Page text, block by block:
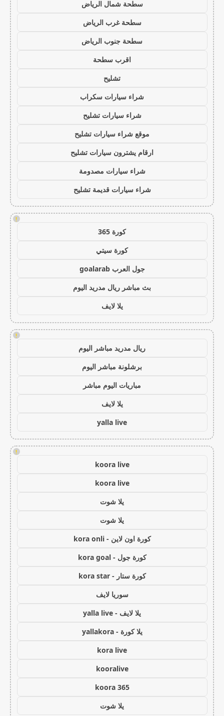
سطحة شمال الرياض
سطحة غرب الرياض
سطحة جنوب الرياض
اقرب سطحة
تشليح
شراء سيارات سكراب
شراء سيارات تشليح
موقع شراء سيارات تشليح
ارقام يشترون سيارات تشليح
شراء سيارات مصدومة
شراء سيارات قديمة تشليح
!
كورة 365
كورة سيتي
جول العرب goalarab
بث مباشر ريال مدريد اليوم
يلا لايف
!
ريال مدريد مباشر اليوم
برشلونة مباشر اليوم
مباريات اليوم مباشر
يلا لايف
yalla live
!
koora live
koora live
يلا شوت
يلا شوت
كورة اون لاين - kora onli
كورة جول - kora goal
كورة ستار - kora star
سوريا لايف
يلا لايف - yalla live
يلا كورة - yallakora
kora live
kooralive
koora 365
يلا شوت